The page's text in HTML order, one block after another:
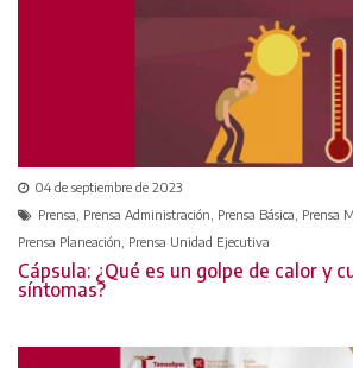
04 de septiembre de 2023
Prensa, Prensa Administración, Prensa Básica, Prensa
Prensa Planeación, Prensa Unidad Ejecutiva
Cápsula: ¿Qué es un golpe de calor y
síntomas?